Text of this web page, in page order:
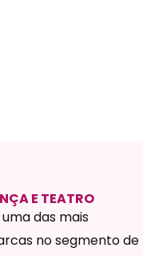
E TEATRO
das mais
no segmento de